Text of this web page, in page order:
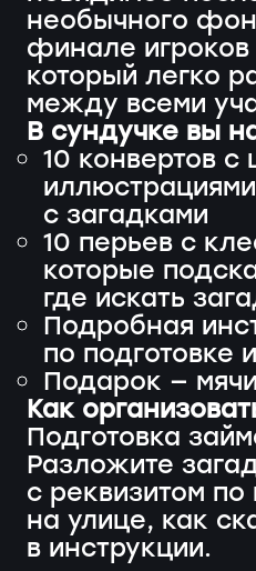
необычного
финале
который легко
между всеми
В сундучке вы
10 конвертов с
с загадками
10 перьев с
которые
где искать
Подробная
по подготовке
Подарок —
Как
Подготовка
Разложите
с реквизитом
на улице, как
в инструкции.